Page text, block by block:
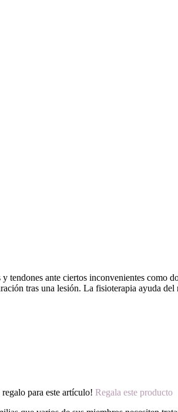
ante ciertos inconvenientes como
tras una lesión. La fisioterapia ayuda del
para este artículo! Regala este producto